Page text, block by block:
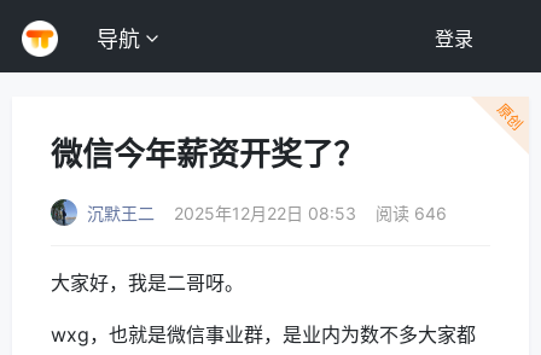
导航 登录
原创
微信今年薪资开奖了？
沉默王二 2025年12月22日 08:53 阅读 646
大家好，我是二哥呀。
wxg，也就是微信事业群，是业内为数不多大家都